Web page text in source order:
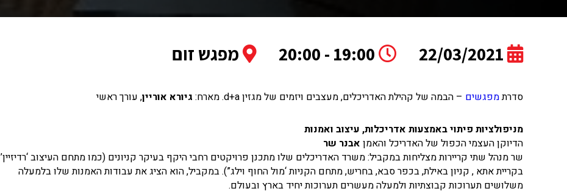
מפגש זום
סדרתמפגשים – הבמה של קהילת האדריכלים, מעצבים ויזמים של מגזין d+a. מארח: גיורא אוריין, עורך ראשי
מניפולציות פיתוי באמצעות אדריכלות, עיצוב ואמנות
הדיוקן העצמי הכפול של האדריכל והאמן אבנר שר
שר מנהל שתי קריירות מצליחות במקביל: משרד האדריכלים שלו מתכנן פרויקטים רחבי היקף בעיקר קניונים (כמו מתחם העיצוב ‘רדיזיין’
בקריית אתא , קניון באילת, בכפר סבא, בחריש, מתחם הקניות ‘מול החוף וילג”). במקביל, הוא הציג את עבודות האמנות שלו בלמעלה
משלושים תערוכות קבוצתיות ולמעלה מעשרים תערוכות יחיד בארץ ובעולם.